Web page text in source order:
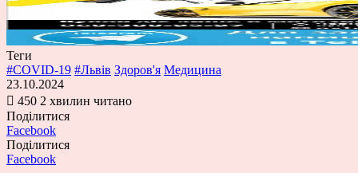
Теги
#COVID-19 #Львів Здоров'я Медицина
23.10.2024
450 2 хвилин читано
Поділитися
Facebook
Поділитися
Facebook